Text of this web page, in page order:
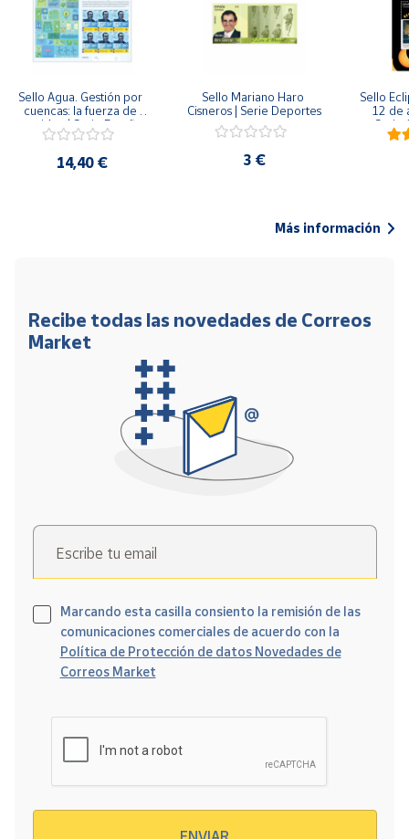
Sello Agua. Gestión por
cuencas: la fuerza de
una idea.| Serie España
ES| Pliego Premium
14,40 €
Sello Mariano Haro
Cisneros | Serie Deportes
3 €
Sello
12 de
Serie
Más información
Recibe todas las novedades de Correos
Market
Escribe tu email
Marcando esta casilla consiento la remisión de las
comunicaciones comerciales de acuerdo con la
Política de Protección de datos Novedades de
Correos Market